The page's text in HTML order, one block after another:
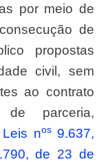
por meio de
de
propostas
civil, sem
ao contrato
parceria,
Leis nos9.637,
de 23 de